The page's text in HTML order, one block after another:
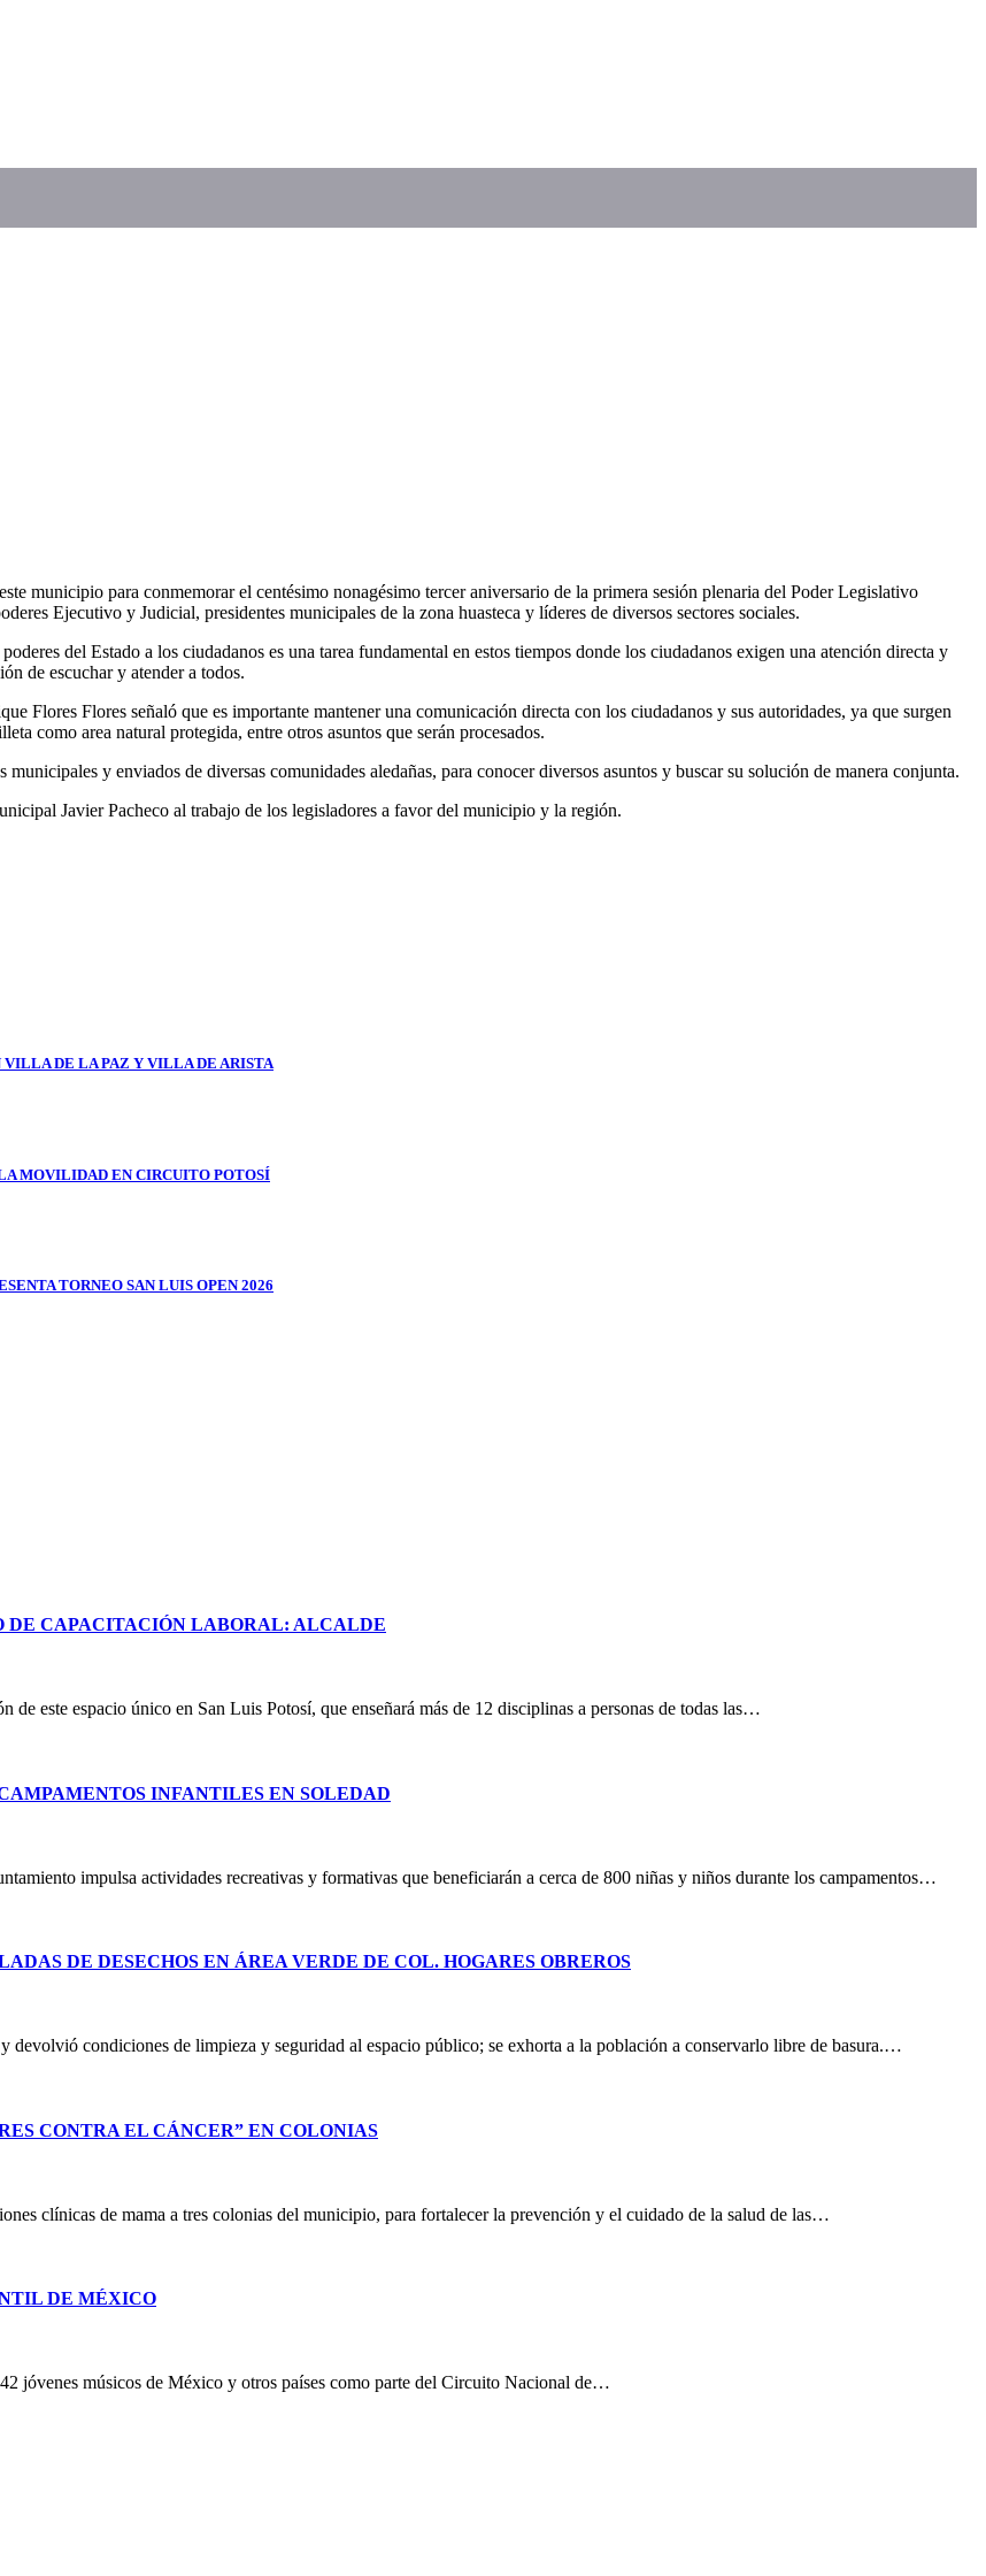
municipio para conmemorar el centésimo nonagésimo tercer aniversario de la primera sesión plenaria del Poder Legislativo
Ejecutivo y Judicial, presidentes municipales de la zona huasteca y líderes de diversos sectores sociales.
del Estado a los ciudadanos es una tarea fundamental en estos tiempos donde los ciudadanos exigen una atención directa y
de escuchar y atender a todos.
Flores Flores señaló que es importante mantener una comunicación directa con los ciudadanos y sus autoridades, ya que surgen
como area natural protegida, entre otros asuntos que serán procesados.
y enviados de diversas comunidades aledañas, para conocer diversos asuntos y buscar su solución de manera conjunta.
Javier Pacheco al trabajo de los legisladores a favor del municipio y la región.
VILLA DE LA PAZ Y VILLA DE ARISTA
MOVILIDAD EN CIRCUITO POTOSÍ
TORNEO SAN LUIS OPEN 2026
DE CAPACITACIÓN LABORAL: ALCALDE
este espacio único en San Luis Potosí, que enseñará más de 12 disciplinas a personas de todas las…
INFANTILES EN SOLEDAD
impulsa actividades recreativas y formativas que beneficiarán a cerca de 800 niñas y niños durante los campamentos…
DE DESECHOS EN ÁREA VERDE DE COL. HOGARES OBREROS
condiciones de limpieza y seguridad al espacio público; se exhorta a la población a conservarlo libre de basura.…
CONTRA EL CÁNCER” EN COLONIAS
clínicas de mama a tres colonias del municipio, para fortalecer la prevención y el cuidado de la salud de las…
DE MÉXICO
jóvenes músicos de México y otros países como parte del Circuito Nacional de…